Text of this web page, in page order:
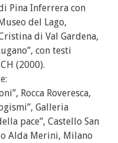
Pina Inferrera con
del Lago,
di Val Gardena,
con testi
(2000).
Rocca Roveresca,
Galleria
pace”, Castello San
Alda Merini, Milano